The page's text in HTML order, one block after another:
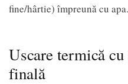
fine/hârtie) împreună cu apa.
Uscare termică
finală